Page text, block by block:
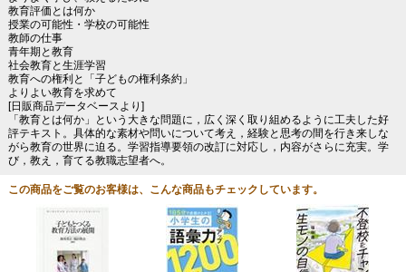
教育評価とは何か
授業の可能性・学校の可能性
教師の仕事
青年期と教育
社会教育と生涯学習
教育への権利と「子どもの権利条約」
よりよい教育を求めて
[日販商品データベースより]
「教育とは何か」という大きな問題に，広く深く取り組めるように工夫した好
評テキスト。具体的な素材や問いについて考え，経験と思考の間を行き来しな
がら教育の世界に迫る。学習指導要領の改訂に対応し，内容がさらに充実。学
び，教え，育てる教職志望者へ。
この商品をご覧のお客様は、こんな商品もチェックしています。